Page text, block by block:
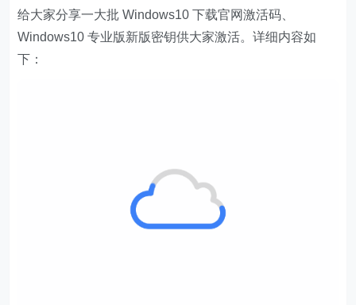
给大家分享一大批 Windows10 下载官网激活码、
Windows10 专业版新版密钥供大家激活。详细内容如
下：